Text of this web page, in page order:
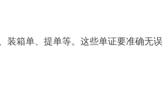
箱单、提单等。这些单证要准确无误